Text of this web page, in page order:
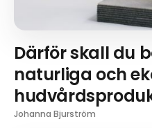
Därför skall du
naturliga och
Johanna Bjurström